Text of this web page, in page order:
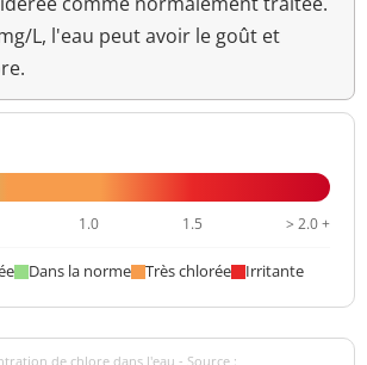
L, l'eau peut avoir le goût et
1.0 1.5 > 2.0 +
Dans la norme Très chlorée Irritante
de chlore dans l'eau - Source :